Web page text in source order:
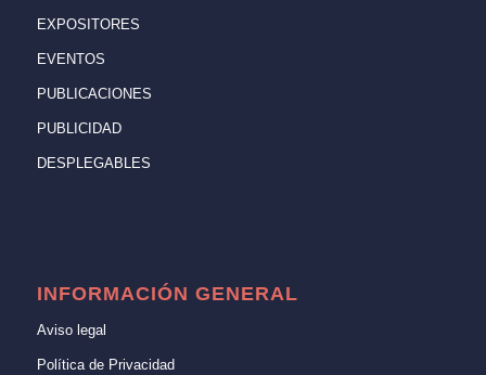
EXPOSITORES
EVENTOS
PUBLICACIONES
PUBLICIDAD
DESPLEGABLES
INFORMACIÓN GENERAL
Aviso legal
Política de Privacidad